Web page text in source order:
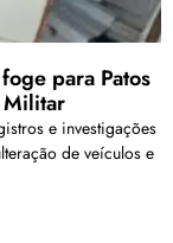
para Patos
Militar
e investigações
de veículos e